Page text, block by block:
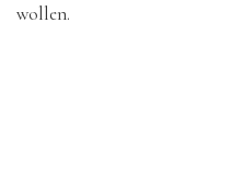
wollen.